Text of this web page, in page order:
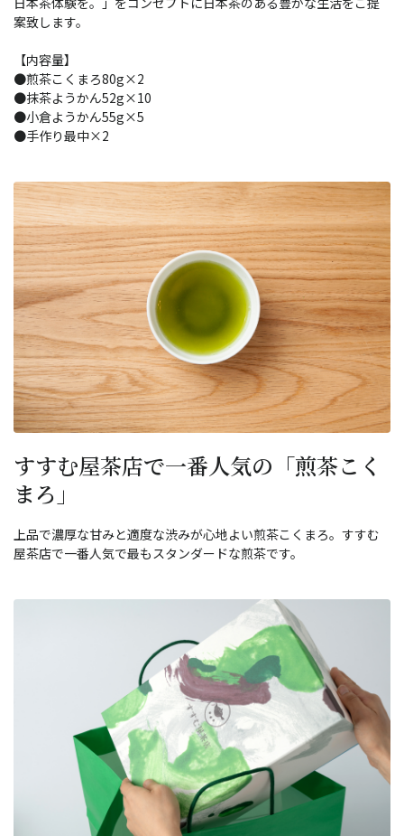
案致します。
【内容量】
●煎茶こくまろ80g×2
●抹茶ようかん52g×10
●小倉ようかん55g×5
●手作り最中×2
すすむ屋茶店で一番人気の「煎茶こく
まろ」
上品で濃厚な甘みと適度な渋みが心地よい煎茶こくまろ。すすむ
屋茶店で一番人気で最もスタンダードな煎茶です。